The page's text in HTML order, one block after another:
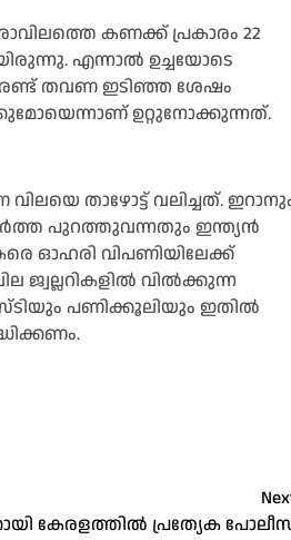
കണക്ക് പ്രകാരം 22
എന്നാല്‍ ഉച്ചയോടെ
രണ്ട് തവണ ഇടിഞ്ഞ ശേഷം
ഉറ്റുനോക്കുന്നത്.
താഴോട്ട് വലിച്ചത്.
പുറത്തുവന്നതും ഇന്ത്യൻ
ഓഹരി വിപണിയിലേക്ക്
ജ്വല്ലറികളില്‍ വില്‍ക്കുന്ന
പണിക്കൂലിയും ഇതില്‍
കേരളത്തിൽ പ്രത്യേക